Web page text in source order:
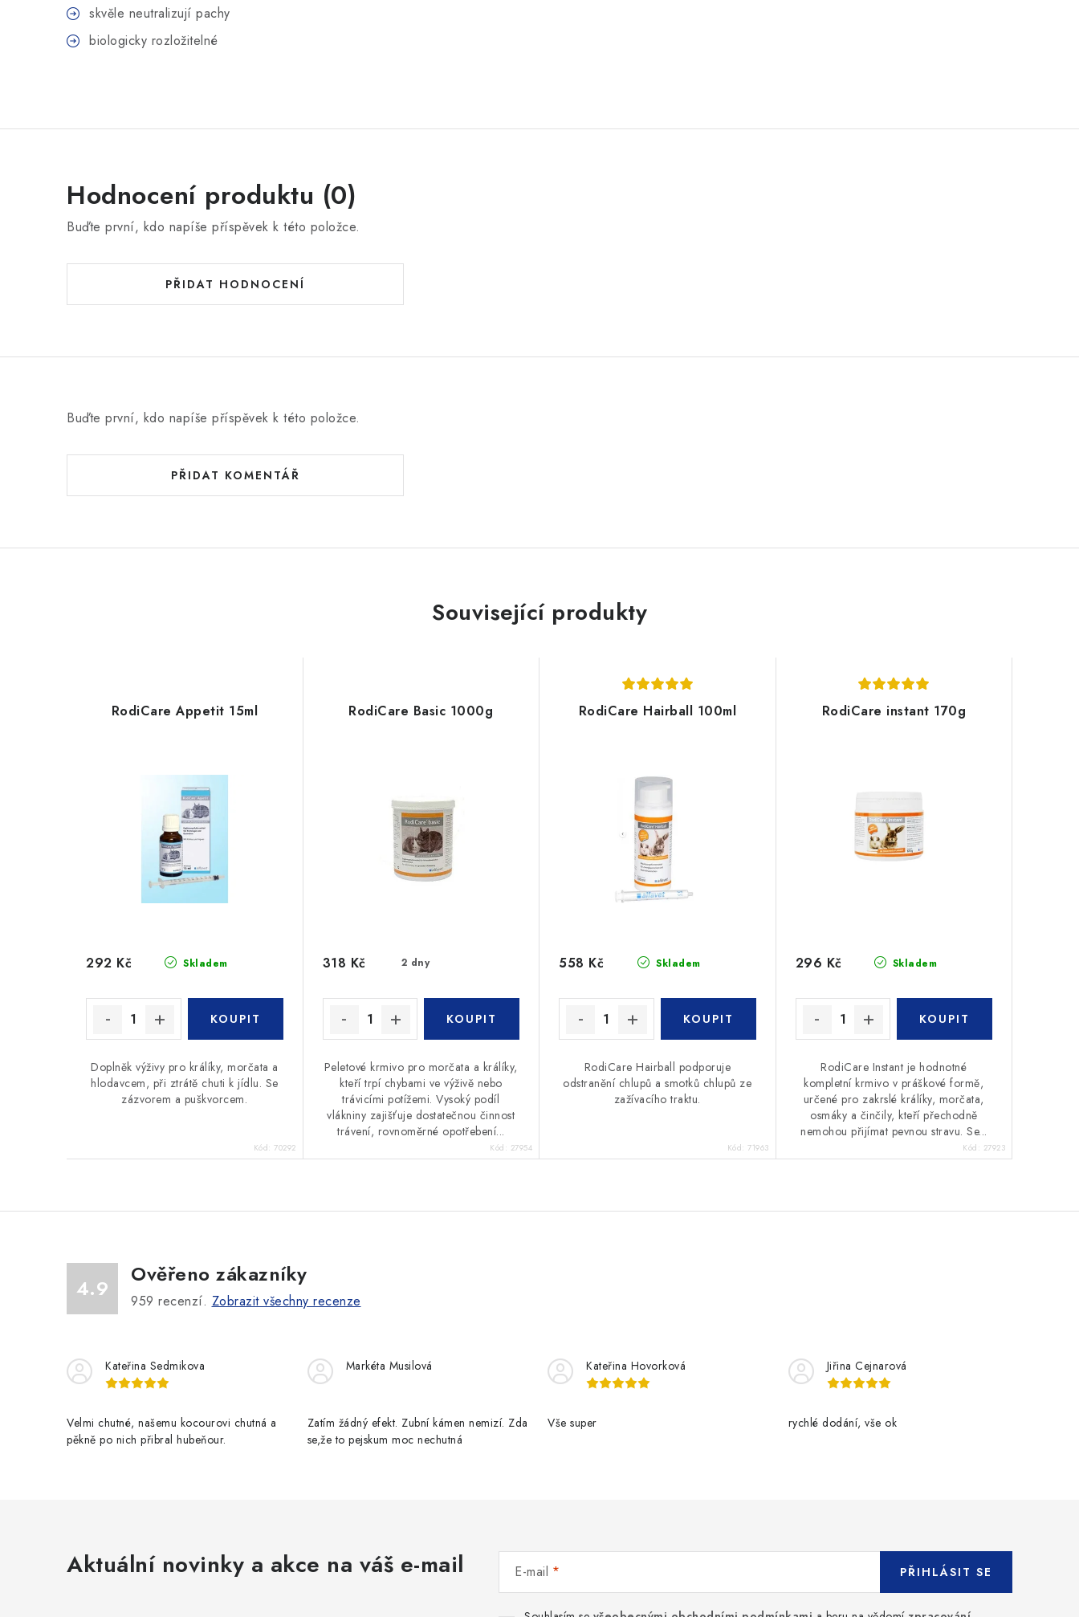
skvěle neutralizují pachy
biologicky rozložitelné
Hodnocení produktu (0)
Buďte první, kdo napíše příspěvek k této položce.
PŘIDAT HODNOCENÍ
Buďte první, kdo napíše příspěvek k této položce.
PŘIDAT KOMENTÁŘ
Související produkty
RodiCare Appetit 15ml
Skladem
292 Kč
Doplněk výživy pro králíky, morčata a
hlodavcem, při ztrátě chuti k jídlu. Se
zázvorem a puškvorcem.
Kód: 70292
RodiCare Basic 1000g
2 dny
318 Kč
Peletové krmivo pro morčata a králíky,
kteří trpí chybami ve výživě nebo
trávicími potížemi. Vysoký podíl
vlákniny zajišťuje dostatečnou činnost
trávení, rovnoměrné opotřebení...
Kód: 27954
RodiCare Hairball 100ml
Skladem
558 Kč
RodiCare Hairball podporuje
odstranění chlupů a smotků chlupů ze
zažívacího traktu.
Kód: 71963
RodiCare instant 170g
Skladem
296 Kč
RodiCare Instant je hodnotné
kompletní krmivo v práškové formě,
určené pro zakrslé králíky, morčata,
osmáky a činčily, kteří přechodně
nemohou přijímat pevnou stravu. Se...
Kód: 27923
4.9
Ověřeno zákazníky
959 recenzí. Zobrazit všechny recenze
Kateřina Sedmikova
Velmi chutné, našemu kocourovi chutná a
pěkně po nich přibral hubeňour.
Markéta Musilová
Zatím žádný efekt. Zubní kámen nemizí. Zda
se,že to pejskum moc nechutná
Kateřina Hovorková
Vše super
Jiřina Cejnarová
rychlé dodání, vše ok
Aktuální novinky a akce na váš e-mail E-mail PŘIHLÁSIT SE